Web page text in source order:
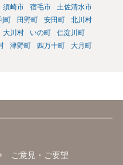
須崎市 宿毛市
土佐清水市
町 田野町 安田町
北川村
大川村 いの町
仁淀川町
津野町 四万十町
大月町
ご意見・ご要望